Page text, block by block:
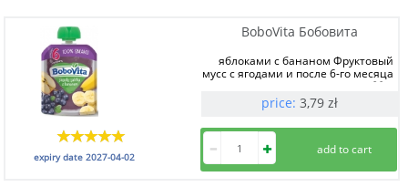
BoboVita Бобовита
яблоками с бананом Фруктовый
мусс с ягодами и после 6-го месяца
80 g
price: 3,79 zł
expiry date 2027-04-02